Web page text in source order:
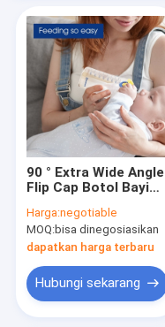
90 ° Extra Wide Angle
Flip Cap Botol Bayi
Center Soft Nipple
240ml
Harga:negotiable
MOQ:bisa dinegosiasikan
dapatkan harga terbaru
Hubungi sekarang